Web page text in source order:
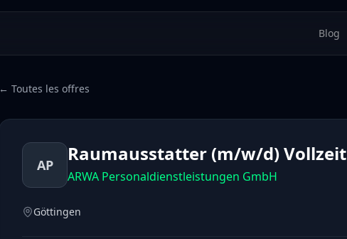
Blog
← Toutes les offres
AP Raumausstatter (m/w/d) Vollzeit
ARWA Personaldienstleistungen GmbH
Göttingen